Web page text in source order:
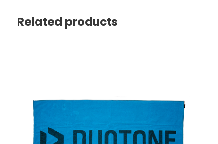
Related products